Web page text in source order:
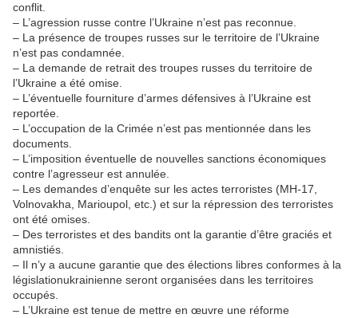
conflit.
– L’agression russe contre l’Ukraine n’est pas reconnue.
– La présence de troupes russes sur le territoire de l’Ukraine
n’est pas condamnée.
– La demande de retrait des troupes russes du territoire de
l’Ukraine a été omise.
– L’éventuelle fourniture d’armes défensives à l’Ukraine est
reportée.
– L’occupation de la Crimée n’est pas mentionnée dans les
documents.
– L’imposition éventuelle de nouvelles sanctions économiques
contre l’agresseur est annulée.
– Les demandes d’enquête sur les actes terroristes (MH-17,
Volnovakha, Marioupol, etc.) et sur la répression des terroristes
ont été omises.
– Des terroristes et des bandits ont la garantie d’être graciés et
amnistiés.
– Il n’y a aucune garantie que des élections libres conformes à la
législationukrainienne seront organisées dans les territoires
occupés.
– L’Ukraine est tenue de mettre en œuvre une réforme